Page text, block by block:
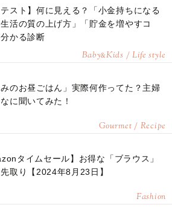
テスト】何に見える？「小金持ちになる
活の質の上げ方」「貯金を増やすコ
かる診断
Baby&Kids / Life style
みのお昼ごはん」実際何作ってた？主婦
に聞いてみた！
Gourmet / Recipe
タイムセール】お得な「ブラウス」
取り【2024年8月23日】
Fashion